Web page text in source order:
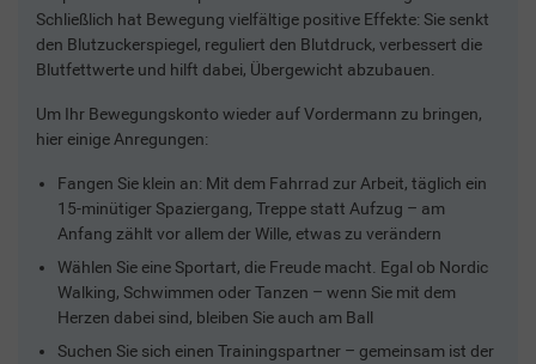
Schließlich hat Bewegung vielfältige positive Effekte: Sie senkt
den Blutzuckerspiegel, reguliert den Blutdruck, verbessert die
Blutfettwerte und hilft dabei, Übergewicht abzubauen.
Um Ihr Bewegungskonto wieder auf Vordermann zu bringen,
hier einige Anregungen:
Fangen Sie klein an: Mit dem Fahrrad zur Arbeit, täglich ein
15-minütiger Spaziergang, Treppe statt Aufzug – am
Anfang zählt vor allem der Wille, etwas zu verändern
Wählen Sie eine Sportart, die Freude macht. Egal ob Nordic
Walking, Schwimmen oder Tanzen – wenn Sie mit dem
Herzen dabei sind, bleiben Sie auch am Ball
Suchen Sie sich einen Trainingspartner – gemeinsam ist der